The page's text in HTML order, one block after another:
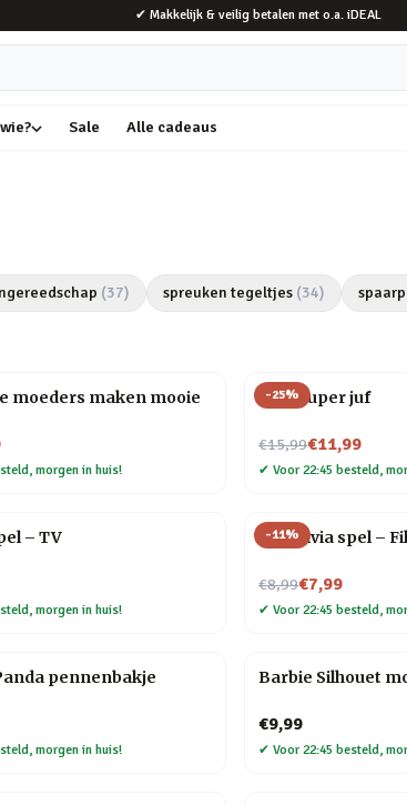
✔ Makkelijk & veilig betalen met o.a. iDEAL
Sale Alle cadeaus
(37) spreuken tegeltjes (34)
moeders maken mooie
morgen in huis!
-25%
Mok Super juf
€15,99
Nu voor€11,99
✔ Voor 22:45 besteld,
– TV
morgen in huis!
-11%
90s trivia spel –
€8,99
Nu voor€7,99
✔ Voor 22:45 besteld,
pennenbakje
morgen in huis!
Barbie Silhouet
€9,99
✔ Voor 22:45 besteld,